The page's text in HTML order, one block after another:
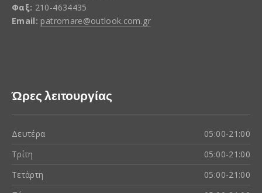
Φαξ: 210-4634435
Email: patromare@outlook.com.gr
Ώρες λειτουργίας
Δευτέρα
05:00-21:00
Τρίτη
05:00-21:00
Τετάρτη
05:00-21:00